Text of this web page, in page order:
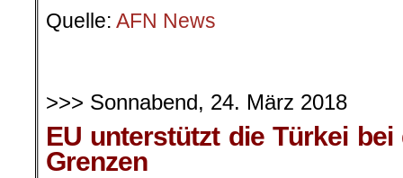
Quelle: AFN News
>>> Sonnabend, 24. März 2018
EU unterstützt die Türkei
Grenzen